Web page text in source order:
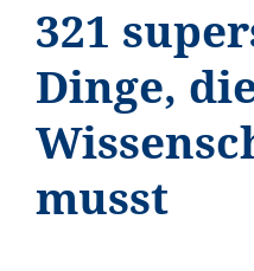
321
Dinge,
musst